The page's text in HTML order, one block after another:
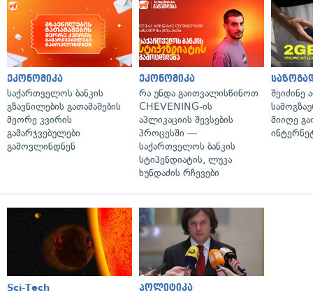
ეკონომიკა
საქართველოს ბანკის
გზავნილების გათამაშების
მეორე კვირის
გამარჯვებულები
გამოვლინდნენ
ეკონომიკა
რა უნდა გაითვალისწინოთ
CHEVENING-ის
აპლიკაციის შევსების
პროცესში —
საქართველოს ბანკის
სტიპენდიატის, ლუკა
ხუნდაძის რჩევები
შეიძინე
მიიღე
Sci-Tech პოლიტიკა